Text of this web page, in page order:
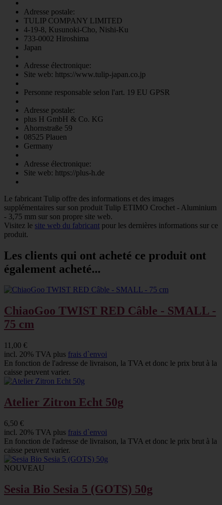
Adresse postale:
TULIP COMPANY LIMITED
4-19-8, Kusunoki-Cho, Nishi-Ku
733-0002 Hiroshima
Japan
Adresse électronique:
Site web: https://www.tulip-japan.co.jp
Personne responsable selon l'art. 19 EU GPSR
Adresse postale:
plus H GmbH & Co. KG
Ahornstraße 59
08525 Plauen
Germany
Adresse électronique:
Site web: https://plus-h.de
Le fabricant Tulip offre des informations et des images
supplémentaires sur son produit Tulip ETIMO Crochet - Aluminium
- 3,75 mm sur son propre site web.
Visitez le site web du fabricant pour les dernières informations sur ce
produit.
Les clients qui ont acheté ce produit ont
également acheté...
ChiaoGoo TWIST RED Câble - SMALL -
75 cm
11,00 €
incl. 20% TVA plus frais d`envoi
En fonction de l'adresse de livraison, la TVA et donc le prix brut à la
caisse peuvent varier.
Atelier Zitron Echt 50g
6,50 €
incl. 20% TVA plus frais d`envoi
En fonction de l'adresse de livraison, la TVA et donc le prix brut à la
caisse peuvent varier.
NOUVEAU
Sesia Bio Sesia 5 (GOTS) 50g